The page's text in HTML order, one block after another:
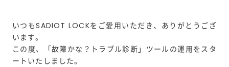
いつもSADIOT LOCKをご愛用いただき、ありがとうござ
います。
この度、「故障かな？トラブル診断」ツールの運用をスタ
ートいたしました。